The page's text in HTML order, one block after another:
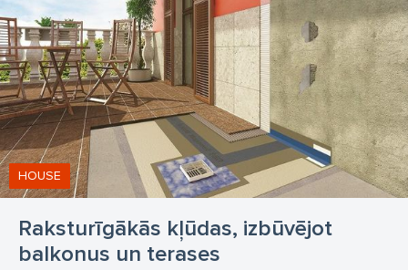
Raksturīgākās kļūdas, izbūvējot
balkonus un terases
HOUSE